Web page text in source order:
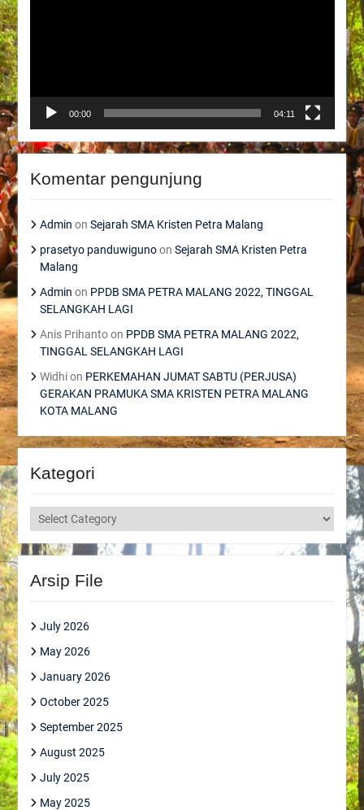
00:00 04:11
Komentar pengunjung
Admin on Sejarah SMA Kristen Petra Malang
prasetyo panduwigunoon Sejarah SMA Kristen Petra
Malang
Admin on PPDB SMA PETRA MALANG 2022, TINGGAL
SELANGKAH LAGI
Anis Prihantoon PPDB SMA PETRA MALANG 2022,
TINGGAL SELANGKAH LAGI
Widhion PERKEMAHAN JUMAT SABTU (PERJUSA)
GERAKAN PRAMUKA SMA KRISTEN PETRA MALANG
KOTA MALANG
Kategori
Kategori
Arsip File
July 2026
May 2026
January 2026
October 2025
September 2025
August 2025
July 2025
May 2025